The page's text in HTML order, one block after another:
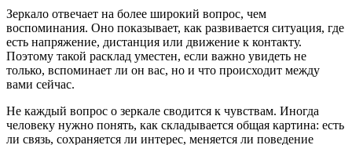
Зеркало отвечает на более широкий вопрос, чем
воспоминания. Оно показывает, как развивается ситуация, где
есть напряжение, дистанция или движение к контакту.
Поэтому такой расклад уместен, если важно увидеть не
только, вспоминает ли он вас, но и что происходит между
вами сейчас.
Не каждый вопрос о зеркале сводится к чувствам. Иногда
человеку нужно понять, как складывается общая картина: есть
ли связь, сохраняется ли интерес, меняется ли поведение